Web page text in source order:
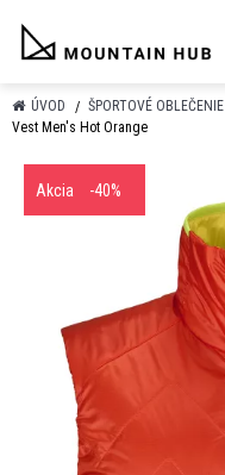
ÚVOD ŠPORTOVÉ OBLEČENIE
Vest Men's Hot Orange
Akcia -40%